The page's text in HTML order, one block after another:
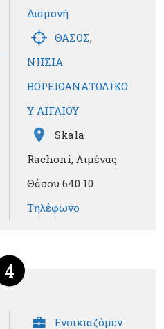
Διαμονή
ΘΑΣΟΣ,
ΝΗΣΙΑ
ΒΟΡΕΙΟΑΝΑΤΟΛΙΚΟ
Υ ΑΙΓΑΙΟΥ
Skala
Rachoni, Λιμένας
Θάσου 640 10
Τηλέφωνο
4
Ενοικιαζόμεν